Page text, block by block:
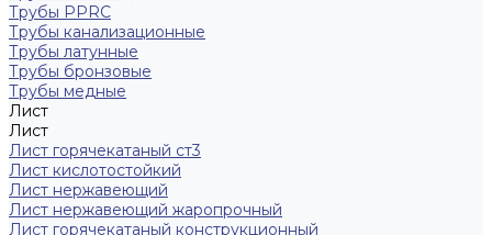
Трубы PPRC
Трубы канализационные
Трубы латунные
Трубы бронзовые
Трубы медные
Лист
Лист
Лист горячекатаный ст3
Лист кислотостойкий
Лист нержавеющий
Лист нержавеющий жаропрочный
Лист горячекатаный конструкционный